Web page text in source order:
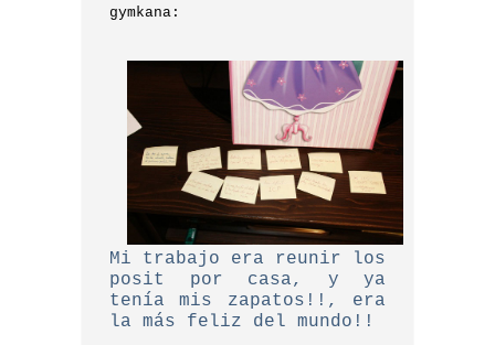
gymkana:
Mi trabajo era reunir los
posit por casa, y ya
tenía mis zapatos!!, era
la más feliz del mundo!!